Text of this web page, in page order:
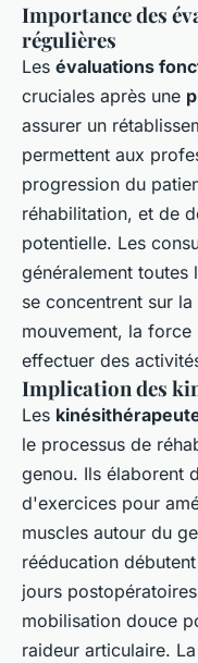
Importance des
régulières
Les évaluations
cruciales après une
assurer un
permettent aux
progression du
réhabilitation, et de
potentielle. Les
généralement toutes
se concentrent sur
mouvement, la force
effectuer des
Implication des
Les
le processus de
genou. Ils élaborent
d'exercices pour
muscles autour du
rééducation
jours
mobilisation douce
raideur articulaire.